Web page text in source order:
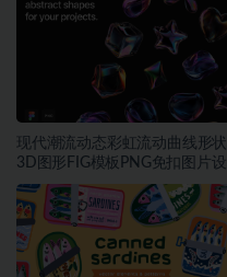
现代潮流动态彩虹流动曲线形状
3D图形FIG模板PNG免扣图片设
计素材